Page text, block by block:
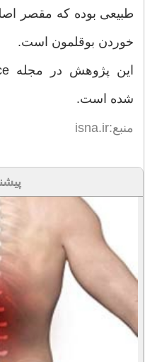
طبیعی بوده که مقصر
خوردن بوقلمون است.
شده است.
منبع:isna.ir